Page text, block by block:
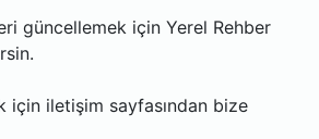
güncellemek için Yerel Rehber
için iletişim sayfasından bize